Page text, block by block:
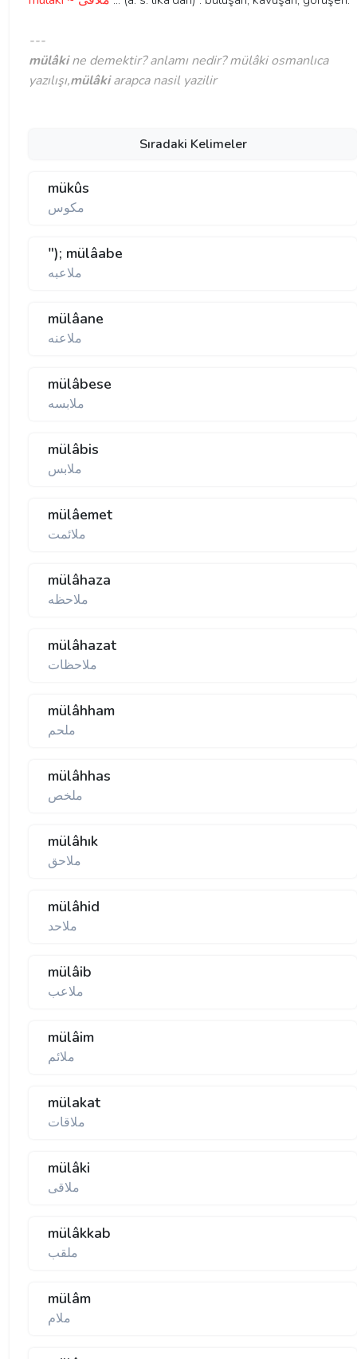
---
mülâkine demektir? anlamı nedir? mülâki osmanlıca
yazılışı,mülâkiarapca nasil yazilir
Sıradaki Kelimeler
mükûs
مكوس
"); mülâabe
ملاعبه
mülâane
ملاعنه
mülâbese
ملابسه
mülâbis
ملابس
mülâemet
ملائمت
mülâhaza
ملاحظه
mülâhazat
ملاحظات
mülâhham
ملحم
mülâhhas
ملخص
mülâhık
ملاحق
mülâhid
ملاحد
mülâib
ملاعب
mülâim
ملائم
mülakat
ملاقات
mülâki
ملاقی
mülâkkab
ملقب
mülâm
ملام